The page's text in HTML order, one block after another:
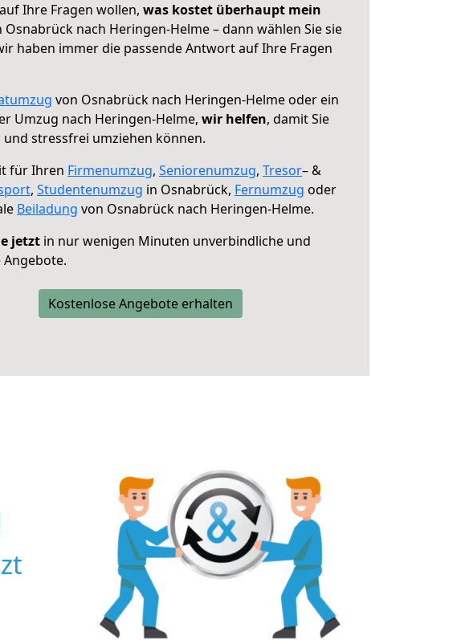
Ihre Fragen wollen, was kostet überhaupt mein
Osnabrück nach Heringen-Helme – dann wählen Sie sie
haben immer die passende Antwort auf Ihre Fragen
von Osnabrück nach Heringen-Helme oder ein
Umzug nach Heringen-Helme, wir helfen, damit Sie
stressfrei umziehen können.
für Ihren Firmenumzug, Seniorenumzug, Tresor– &
, Studentenumzug in Osnabrück, Fernumzug oder
Beiladung von Osnabrück nach Heringen-Helme.
jetzt in nur wenigen Minuten unverbindliche und
Kostenlose Angebote erhalten